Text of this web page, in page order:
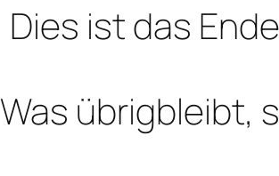
Dies ist das
Was übrigbleibt,